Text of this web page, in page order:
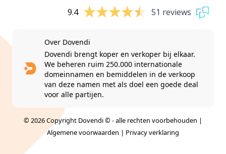
9.4 51 reviews
Over Dovendi
Dovendi brengt koper en verkoper bij elkaar.
We beheren ruim 250.000 internationale
domeinnamen en bemiddelen in de verkoop
van deze namen met als doel een goede deal
voor alle partijen.
© 2026 Copyright Dovendi © - alle rechten voorbehouden |
Algemene voorwaarden | Privacy verklaring